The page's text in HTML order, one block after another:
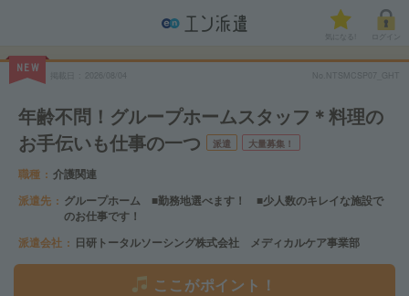
気になる!
NEW
2026/08/04 No.NTSMCSP07_GHT
年齢不問！グループホームスタッフ＊料理の
お手伝いも仕事の一つ
派遣 大量募集！
職種
介護関連
派遣先
グループホーム ■勤務地選べます！ ■少人数のキレイな施設で
のお仕事です！
派遣会社
日研トータルソーシング株式会社 メディカルケア事業部
ここがポイント！